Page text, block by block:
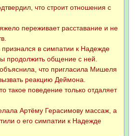
что строит отношения с
переживает расставание и не
в симпатии к Надежде
продолжить общение с ней.
что пригласила Мишеля
реакцию Деймона.
такое поведение только отдаляет
Артёму Герасимову массаж, а
о его симпатии к Надежде